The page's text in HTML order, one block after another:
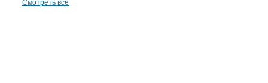
Смотреть все